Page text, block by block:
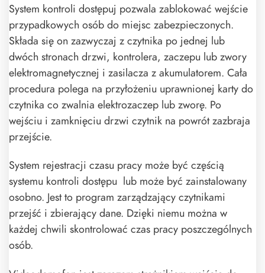
System kontroli dostępuj pozwala zablokować wejście
przypadkowych osób do miejsc zabezpieczonych.
Składa się on zazwyczaj z czytnika po jednej lub
dwóch stronach drzwi, kontrolera, zaczepu lub zwory
elektromagnetycznej i zasilacza z akumulatorem. Cała
procedura polega na przyłożeniu uprawnionej karty do
czytnika co zwalnia elektrozaczep lub zworę. Po
wejściu i zamknięciu drzwi czytnik na powrót zazbraja
przejście.
System rejestracji czasu pracy może być częścią
systemu kontroli dostępu lub może być zainstalowany
osobno. Jest to program zarządzający czytnikami
przejść i zbierający dane. Dzięki niemu można w
każdej chwili skontrolować czas pracy poszczególnych
osób.